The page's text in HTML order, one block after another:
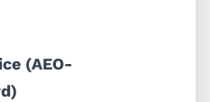
(AEO-